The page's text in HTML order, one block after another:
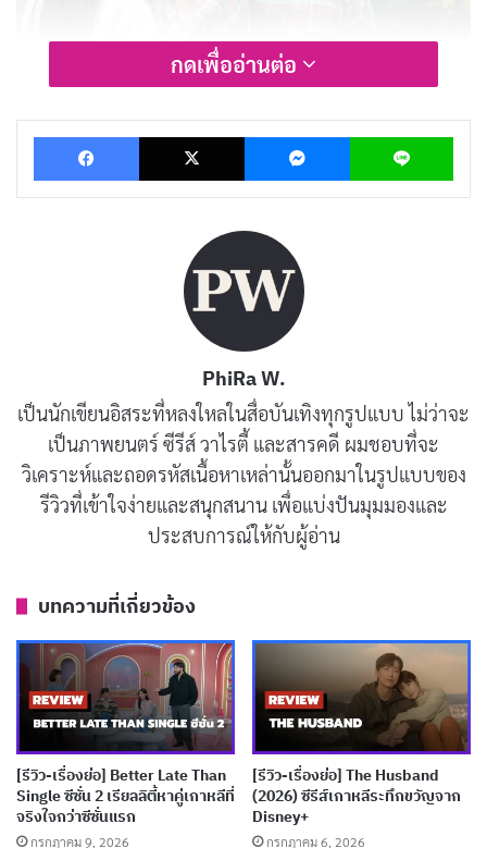
รีวิวและเรื่องย่อ Jeongnyeon: The Star
is Born
ซึ่งเป็นยุคที่ผู้คนต้องดิ้นรนเพื่อความอยู่
รอด ในคืนนั้น เราพบกับ แชกงซอนและพ่อของเธอที่
ยากจน ทั้งคู่ต้องเดินทางไปขออาศัยบ้านของนักร้องพังโซรี
ที่มีชื่อเสียง โดยหวังว่าจะได้ที่พักอาศัยชั่วคราว แต่สิ่งที่น่า
ได้กล่าวความปรารถนาของเธอที่
ต้องการเป็นนักร้องชื่อดังเช่นกัน
ซีรีส์นี้ย้ายมาสู่ปี 1956 ที่เมืองมกโพซึ่งเป็นสถานที่ที่เต็มไป
ด้วยแรงงานผู้หญิงที่ต้องทำงานหนักริมทะเล เรื่องราวของ
เราจริงๆ เริ่มต้นเมื่อจองนยอนร้องเพลงด้วยความ
เป็นจุดเริ่มต้นของการต่อสู้ระหว่างความฝันของจองนยอน
และความคาดหวังของครอบครัว โดยเฉพาะแม่ที่มอง
ว่าการร้องเพลงเป็นสิ่งที่ไม่มีอนาคต
บทความที่เกี่ยวข้อง
[รีวิว-เรื่องย่อ] Spooky in Love (2026) ทายาทเห็น
ผีคู่รักอัยการบน Netflix
กดเพื่ออ่านต่อ
Facebook X Messenger Line
PhiRa W.
เป็นนักเขียนอิสระที่หลงใหลในสื่อบันเทิงทุกรูปแบบ ไม่ว่าจะ
เป็นภาพยนตร์ ซีรีส์ วาไรตี้ และสารคดี ผมชอบที่จะ
วิเคราะห์และถอดรหัสเนื้อหาเหล่านั้นออกมาในรูปแบบของ
รีวิวที่เข้าใจง่ายและสนุกสนาน เพื่อแบ่งปันมุมมองและ
ประสบการณ์ให้กับผู้อ่าน
บทความที่เกี่ยวข้อง
[รีวิว-เรื่องย่อ] Better Late Than
Single ซีซั่น 2 เรียลลิตี้หาคู่เกาหลีที่
จริงใจกว่าซีซั่นแรก
กรกฎาคม 9, 2026
[รีวิว-เรื่องย่อ] The Husband
(2026) ซีรีส์เกาหลีระทึกขวัญจาก
Disney+
กรกฎาคม 6, 2026